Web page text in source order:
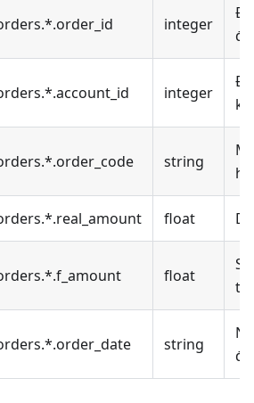
integer
integer
string
float
float
string